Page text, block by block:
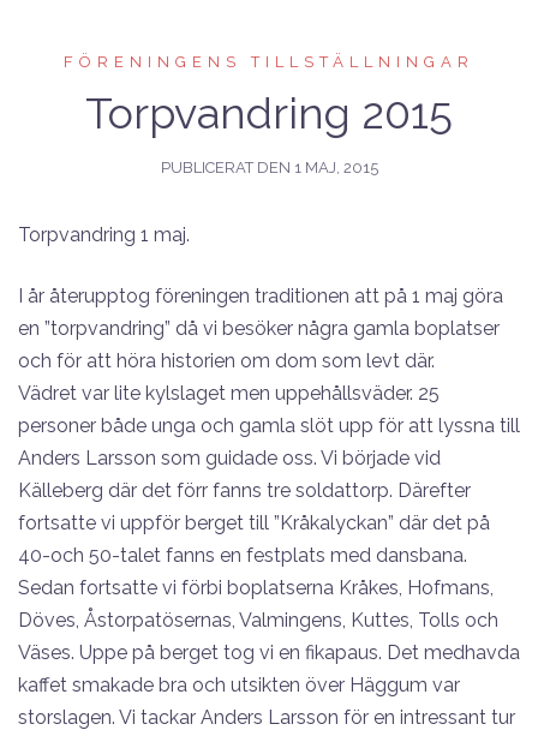
FÖRENINGENS TILLSTÄLLNINGAR
Torpvandring 2015
PUBLICERAT DEN 1 MAJ, 2015
Torpvandring 1 maj.
I år återupptog föreningen traditionen att på 1 maj göra
en ”torpvandring” då vi besöker några gamla boplatser
och för att höra historien om dom som levt där.
Vädret var lite kylslaget men uppehållsväder. 25
personer både unga och gamla slöt upp för att lyssna till
Anders Larsson som guidade oss. Vi började vid
Källeberg där det förr fanns tre soldattorp. Därefter
fortsatte vi uppför berget till ”Kråkalyckan” där det på
40-och 50-talet fanns en festplats med dansbana.
Sedan fortsatte vi förbi boplatserna Kråkes, Hofmans,
Döves, Åstorpatösernas, Valmingens, Kuttes, Tolls och
Väses. Uppe på berget tog vi en fikapaus. Det medhavda
kaffet smakade bra och utsikten över Häggum var
storslagen. Vi tackar Anders Larsson för en intressant tur